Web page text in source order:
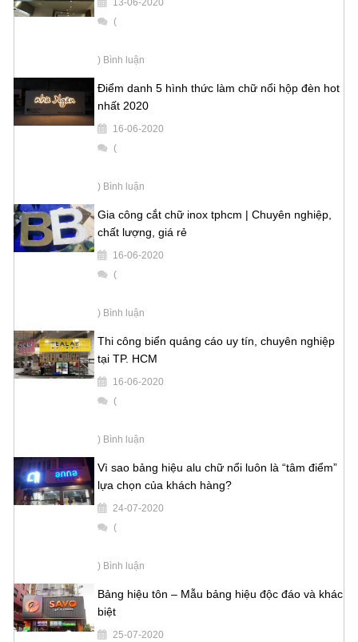
13-06-2020
(
) Bình luận
Điểm danh 5 hình thức làm chữ nổi hộp đèn hot
nhất 2020
16-06-2020
(
) Bình luận
Gia công cắt chữ inox tphcm | Chuyên nghiệp,
chất lượng, giá rẻ
16-06-2020
(
) Bình luận
Thi công biển quảng cáo uy tín, chuyên nghiệp
tại TP. HCM
16-06-2020
(
) Bình luận
Vì sao bảng hiệu alu chữ nổi luôn là “tâm điểm”
lựa chọn của khách hàng?
24-07-2020
(
) Bình luận
Bảng hiệu tôn – Mẫu bảng hiệu độc đáo và khác
biệt
25-07-2020